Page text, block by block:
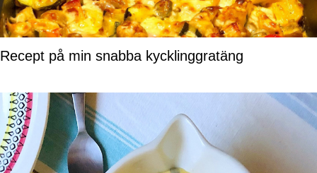
Recept på min snabba kycklinggratäng